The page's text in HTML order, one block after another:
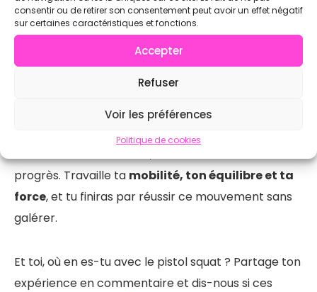
consentir ou de retirer son consentement peut avoir un effet négatif
sur certaines caractéristiques et fonctions.
Accepter
Refuser
Voir les préférences
Politique de cookies
Jour 4: Teste tes pistol squats et ajuste en
fonction de tes sensations
Conclusion
demande patience et régularité,
progrès. Travaille ta mobilité, ton équilibre et ta
force, et tu finiras par réussir ce mouvement sans
galérer.
Et toi, où en es-tu avec le pistol squat ? Partage ton
expérience en commentaire et dis-nous si ces